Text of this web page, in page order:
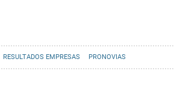
RESULTADOS EMPRESAS PRONOVIAS